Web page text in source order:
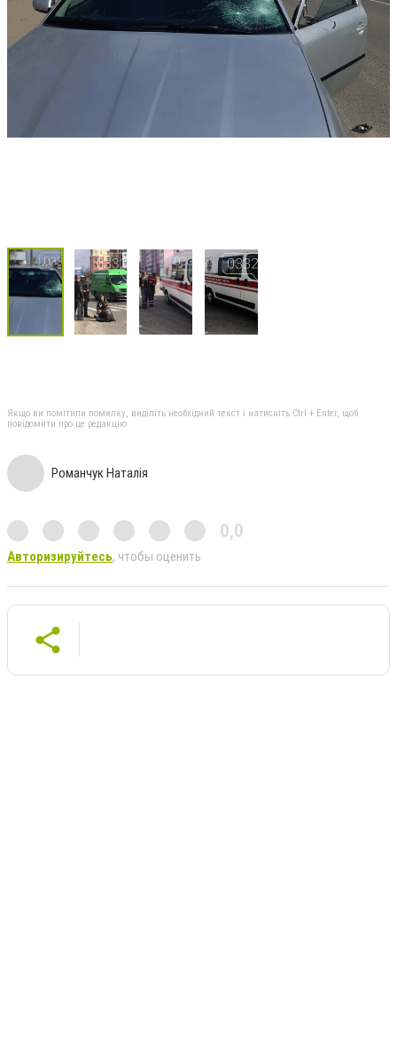
Якщо ви помітили помилку, виділіть необхідний текст і натисніть Ctrl + Enter, щоб
повідомити про це редакцію
Романчук Наталія
0,0
Авторизируйтесь, чтобы оценить